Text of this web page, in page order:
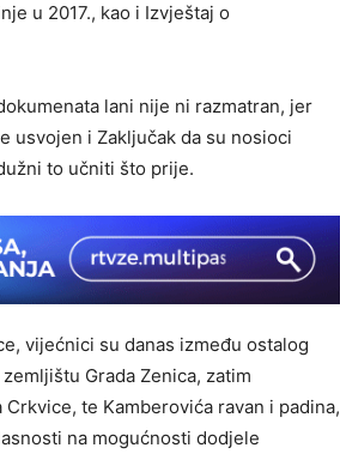
u 2017., kao i Izvještaj o
lani nije ni razmatran, jer
usvojen i Zaključak da su nosioci
to učniti što prije.
vijećnici su danas između ostalog
Grada Zenica, zatim
te Kamberovića ravan i padina,
na mogućnosti dodjele